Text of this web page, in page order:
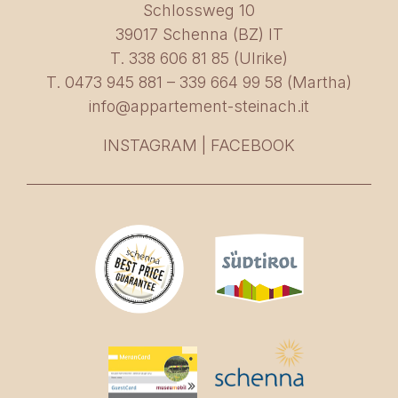
www.innerleiterhof.itSchlossweg 10
39017 Schenna (BZ) IT
T. 338 606 81 85 (Ulrike)
T. 0473 945 881 – 339 664 99 58 (Martha)
info@appartement-steinach.it
INSTAGRAM FACEBOOK